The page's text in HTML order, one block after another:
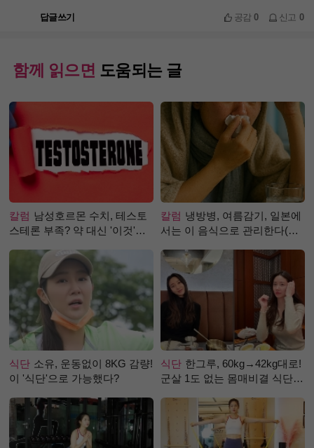
답글쓰기 공감0 신고 0
함께 읽으면 도움되는 글
칼럼 남성호르몬 수치, 테스토
스테론 부족? 약 대신 '이것'으
칼럼 냉방병, 여름감기, 일본에
서는 이 음식으로 관리한다(생
식단 소유, 운동없이 8KG 감량!
이 '식단'으로 가능했다?
식단 한그루, 60kg→42kg대로!
군살 1도 없는 몸매비결 식단